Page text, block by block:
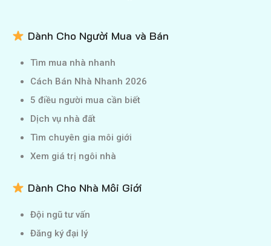
Dành Cho Người Mua và Bán
Tìm mua nhà nhanh
Cách Bán Nhà Nhanh 2026
5 điều người mua cần biết
Dịch vụ nhà đất
Tìm chuyên gia môi giới
Xem giá trị ngôi nhà
Dành Cho Nhà Môi Giới
Đội ngũ tư vấn
Đăng ký đại lý